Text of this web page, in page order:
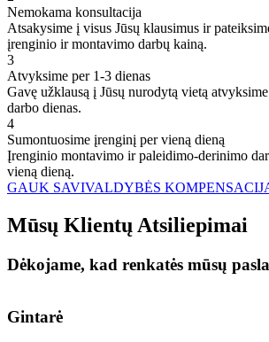
Nemokama konsultacija
Atsakysime į visus Jūsų klausimus ir
įrenginio ir montavimo darbų kainą.
3
Atvyksime per 1-3 dienas
Gavę užklausą į Jūsų nurodytą vietą
darbo dienas.
4
Sumontuosime įrenginį per vieną dieną
Įrenginio montavimo ir paleidimo-derinimo
vieną dieną.
GAUK SAVIVALDYBĖS
Mūsų Klientų Atsiliepimai
Dėkojame, kad renkatės mūsų
Gintarė